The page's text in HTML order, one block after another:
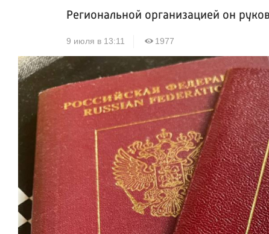
Региональной организацией он
9 июля в 13:11 1977